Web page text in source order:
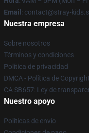
Email : contact@stray-
Nuestra empresa
Sobre nosotros
Términos y condiciones
Política de privacidad
DMCA - Política de Copyright
CA SB657: Ley de
Nuestro apoyo
Políticas de envío